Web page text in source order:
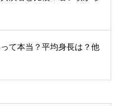
て本当？平均身長は？他